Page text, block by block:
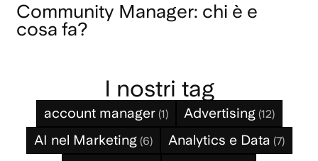
Community Manager: chi è e
cosa fa?
I nostri tag
account manager(1) Advertising(12)
AI nel Marketing(6) Analytics e Data (7)